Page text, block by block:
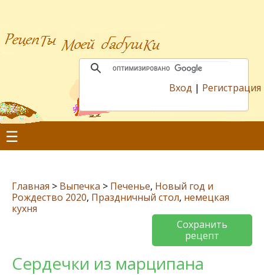
Вход | Регистрация
☰
Главная > Выпечка > Печенье, Новый год и
Рождество 2020, Праздничный стол, немецкая
кухня
Сохранить
рецепт
Сердечки из марципана